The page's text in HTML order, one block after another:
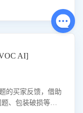
AI]
的买家反馈，借助
、包装破损等，